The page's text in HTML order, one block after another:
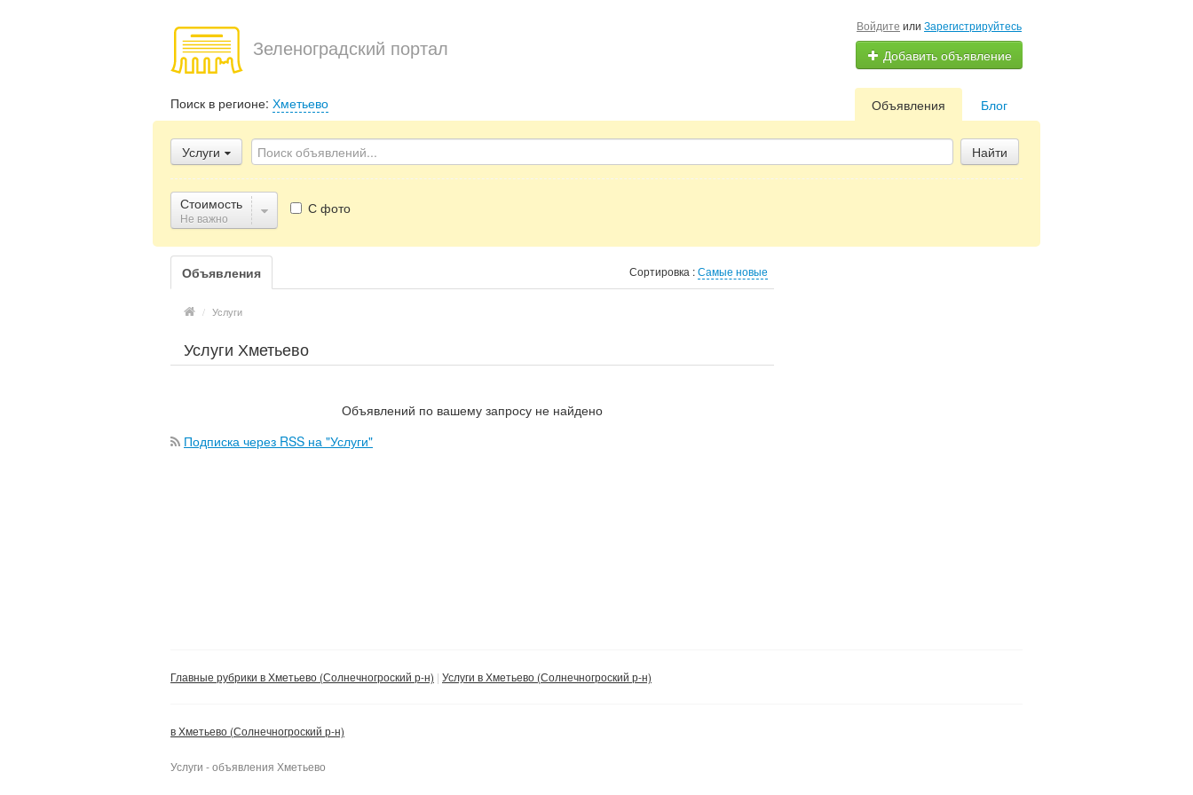
Зеленоградский портал
Войдите или Зарегистрируйтесь
Добавить объявление
Поиск в регионе: Хметьево Блог
Объявления
Услуги Найти
Стоимость
Не важно
С фото
Объявления Сортировка :Самые новые
/ Услуги
Услуги Хметьево
Объявлений по вашему запросу не найдено
Подписка через RSS на "Услуги"
Главные рубрики в Хметьево (Солнечногроский р-н) Услуги в Хметьево (Солнечногроский р-н)
в Хметьево (Солнечногроский р-н)
Услуги - объявления Хметьево